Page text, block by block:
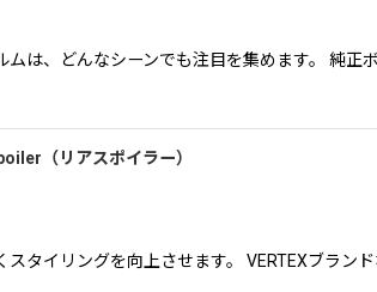
は、どんなシーンでも注目を集めます。 純
（リアスポイラー）
タイリングを向上させます。 VERTEXブラン